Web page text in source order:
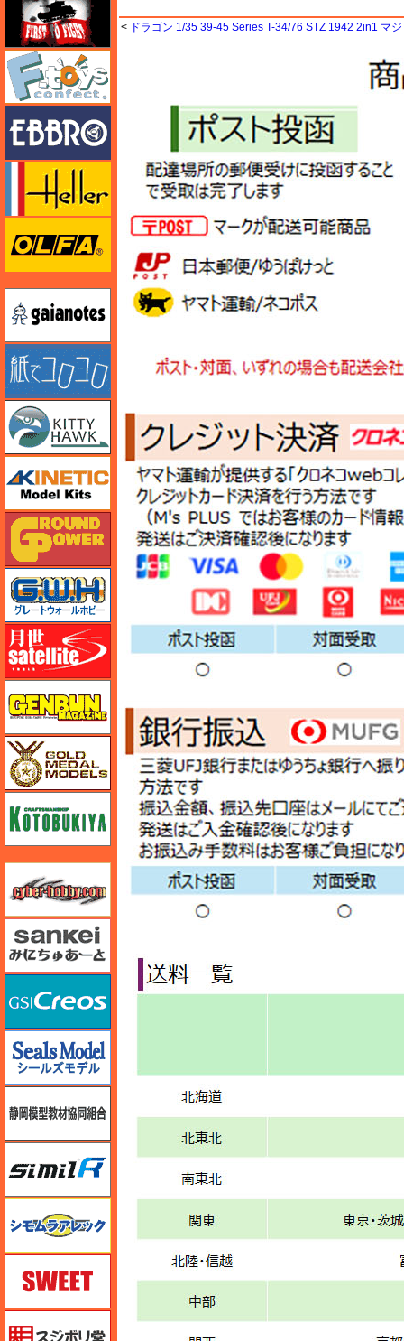
< ドラゴン 1/35 39-45 Series T-34/76 STZ 1942 2in1 マ
エレール
オルファ
ガイアノーツ
キネテック
ガリレオ出版 グランドパワー
グレートウォールホビー
月世 サテライトツールス
ゴールドメダルモデルズ
コトブキヤ
サイバーホビー
GSIクレオス
静岡模型協同組合
シミラー（similR）
スイート（SWEET）